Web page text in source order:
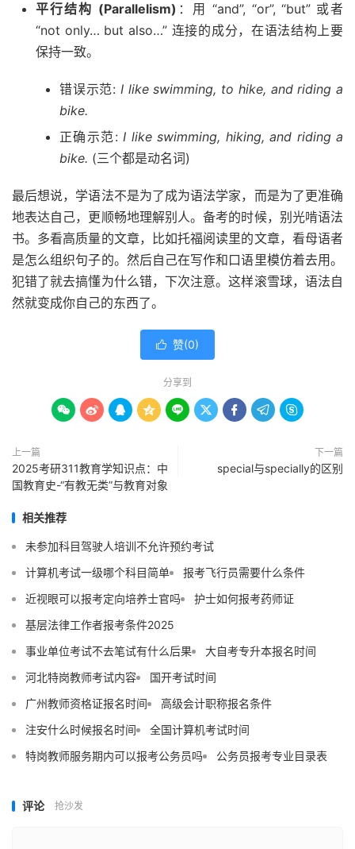
平行结构 (Parallelism) ：用 “and”, “or”, “but” 或者
“not only… but also…” 连接的成分，在语法结构上要
保持一致。
错误示范: I like swimming, to hike, and riding a
bike.
正确示范:I like swimming, hiking, and riding a
bike. (三个都是动名词)
最后想说，学语法不是为了成为语法学家，而是为了更准确
地表达自己，更顺畅地理解别人。备考的时候，别光啃语法
书。多看高质量的文章，比如托福阅读里的文章，看母语者
是怎么组织句子的。然后自己在写作和口语里模仿着去用。
犯错了就去搞懂为什么错，下次注意。这样滚雪球，语法自
然就变成你自己的东西了。
 赞(0)
分享到
        
上一篇
2025考研311教育学知识点：中
国教育史-“有教无类”与教育对象
下一篇
special与specially的区别
相关推荐
未参加科目驾驶人培训不允许预约考试
计算机考试一级哪个科目简单
报考飞行员需要什么条件
近视眼可以报考定向培养士官吗
护士如何报考药师证
基层法律工作者报考条件2025
事业单位考试不去笔试有什么后果
大自考专升本报名时间
河北特岗教师考试内容
国开考试时间
广州教师资格证报名时间
高级会计职称报名条件
注安什么时候报名时间
全国计算机考试时间
特岗教师服务期内可以报考公务员吗
公务员报考专业目录表
评论 抢沙发